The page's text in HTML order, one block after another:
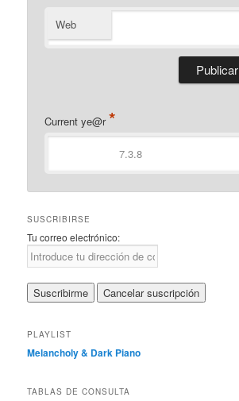
Web
Current ye@r*
SUSCRIBIRSE
Tu correo electrónico:
PLAYLIST
Melancholy & Dark Piano
TABLAS DE CONSULTA